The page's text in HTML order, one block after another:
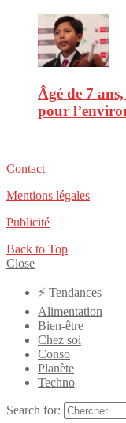
Âgé de 7
pour
Contact
Mentions légales
Publicité
Back to Top
Close
⚡️ Tendances
Alimentation
Bien-être
Chez soi
Conso
Planète
Techno
Search for: